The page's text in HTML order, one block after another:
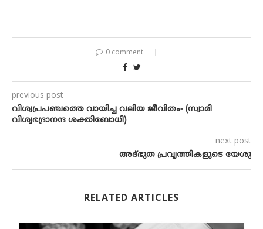
0 comment
previous post
വിശ്വപ്രപഞ്ചത്തെ വായിച്ച വലിയ ജീവിതം- (സ്വാമി
വിശ്വഭദ്രാനന്ദ ശക്തിബോധി)
next post
അദ്ഭുത പ്രവൃത്തികളുടെ യേശു
RELATED ARTICLES